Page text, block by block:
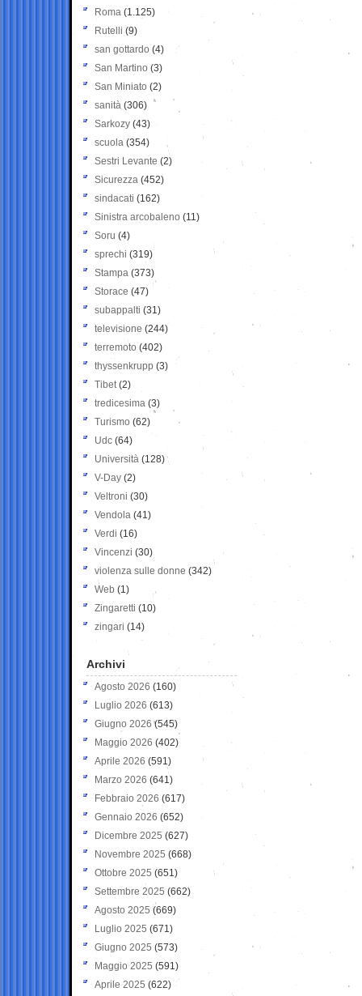
Roma (1.125)
Rutelli (9)
san gottardo (4)
San Martino (3)
San Miniato (2)
sanità (306)
Sarkozy (43)
scuola (354)
Sestri Levante (2)
Sicurezza (452)
sindacati (162)
Sinistra arcobaleno (11)
Soru (4)
sprechi (319)
Stampa (373)
Storace (47)
subappalti (31)
televisione(244)
terremoto (402)
thyssenkrupp (3)
Tibet(2)
tredicesima (3)
Turismo (62)
Udc (64)
Università (128)
V-Day (2)
Veltroni (30)
Vendola (41)
Verdi (16)
Vincenzi (30)
violenza sulle donne (342)
Web (1)
Zingaretti (10)
zingari (14)
Archivi
Agosto 2026 (160)
Luglio 2026 (613)
Giugno 2026 (545)
Maggio 2026 (402)
Aprile 2026 (591)
Marzo 2026 (641)
Febbraio 2026 (617)
Gennaio 2026 (652)
Dicembre 2025 (627)
Novembre 2025 (668)
Ottobre 2025 (651)
Settembre 2025 (662)
Agosto 2025 (669)
Luglio 2025 (671)
Giugno 2025 (573)
Maggio 2025 (591)
Aprile 2025 (622)